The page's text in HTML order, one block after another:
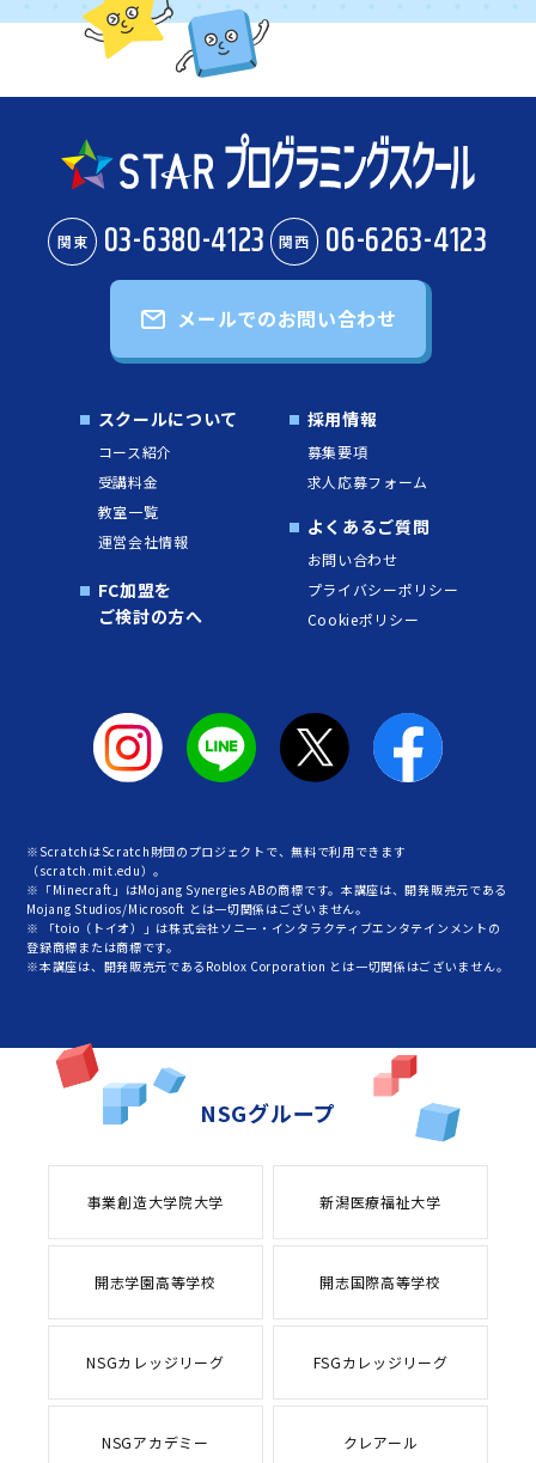
関東 03-6380-4123 関西 06-6263-4123
メールでのお問い合わせ
スクールについて
コース紹介
受講料金
教室一覧
運営会社情報
FC加盟を
ご検討の方へ
採用情報
募集要項
求人応募フォーム
よくあるご質問
お問い合わせ
プライバシーポリシー
Cookieポリシー
※ScratchはScratch財団のプロジェクトで、無料で利用できます
（scratch.mit.edu）。
※「Minecraft」はMojang Synergies ABの商標です。本講座は、開発販売元である
Mojang Studios/Microsoft とは一切関係はございません。
※ 「toio（トイオ）」は株式会社ソニー・インタラクティブエンタテインメントの
登録商標または商標です。
※本講座は、開発販売元であるRoblox Corporation とは一切関係はございません。
NSGグループ
事業創造大学院大学 新潟医療福祉大学
開志学園高等学校 開志国際高等学校
NSGカレッジリーグ FSGカレッジリーグ
NSGアカデミー クレアール